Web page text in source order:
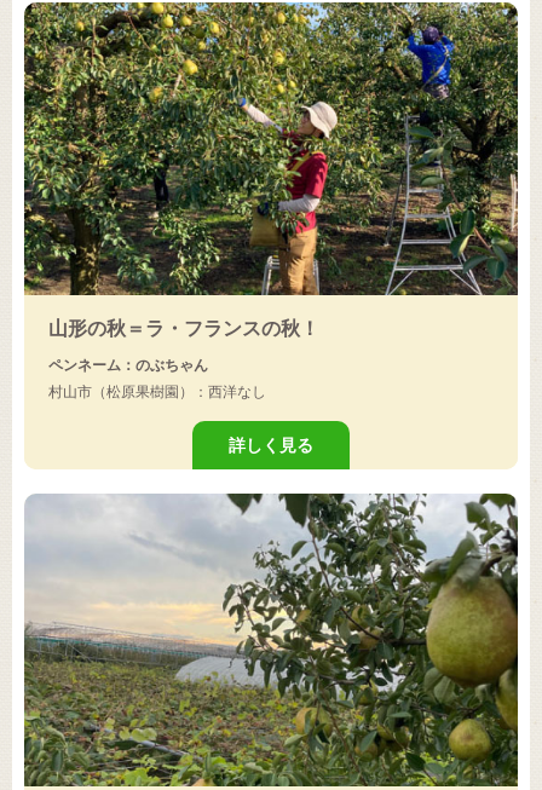
山形の秋＝ラ・フランスの秋！
ペンネーム：のぶちゃん
村山市（松原果樹園）：西洋なし
詳しく見る